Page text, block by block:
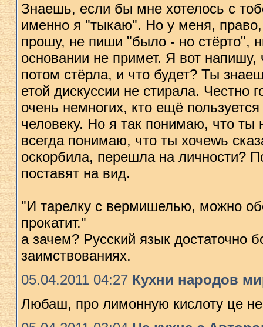
Знаешь, если бы мне хотелось с
именно я "тыкаю". Но у меня,
прошу, не пиши "было - но стёрто",
основании не примет. Я вот
потом стёрла, и что будет? Ты
етой дискуссии не стирала.
очень немногих, кто ещё
человеку. Но я так понимаю, что
всегда понимаю, что ты хочеwь
оскорбила, перешла на личности?
поставят на вид.
"И тарелку с вермишелью, можно
прокатит."
а зачем? Русский язык достаточно
заимствованиях.
05.04.2011 04:27 Кухни народов
Любаш, про лимонную кислоту це